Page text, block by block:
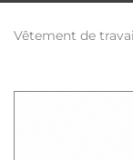
Vêtement de